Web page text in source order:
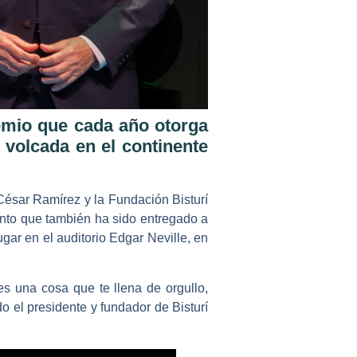
que cada año otorga
en el continente
Ramírez y la Fundación Bisturí
que también ha sido entregado a
en el auditorio Edgar Neville, en
una cosa que te llena de orgullo,
el presidente y fundador de Bisturí